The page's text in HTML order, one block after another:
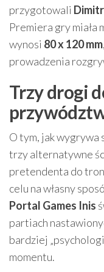
przygotowali
Premiera gry miała
wynosi 80 x 120 mm
prowadzenia
Trzy drogi
O tym, jak wygrywa
trzy alternatywne
pretendenta do
celu na własny
Portal Games Inis
partiach
bardziej
momentu.